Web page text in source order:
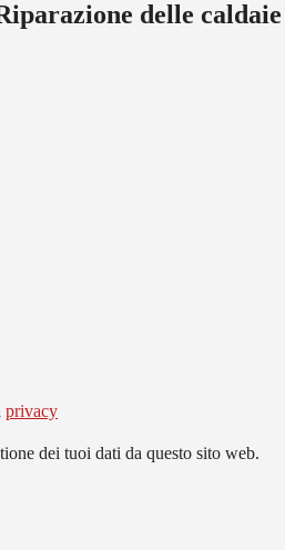
delle
privacy
dei tuoi dati da questo sito web.